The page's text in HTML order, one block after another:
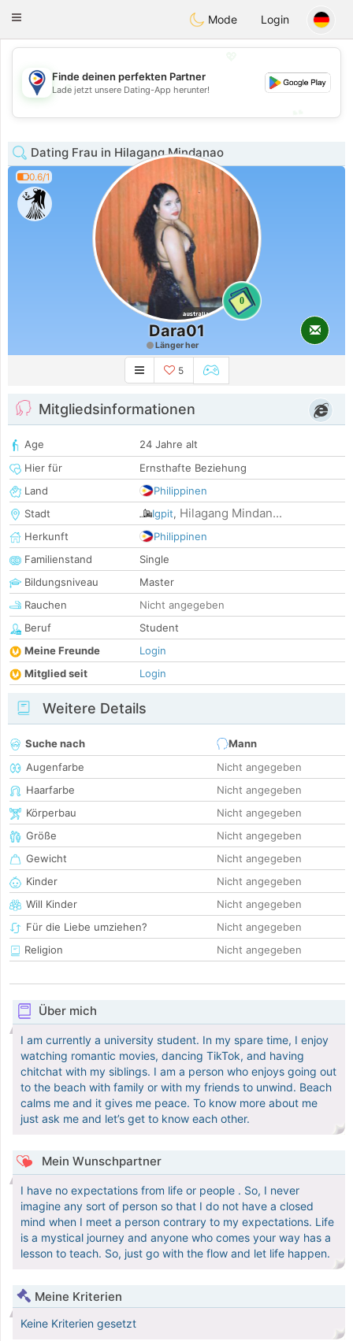
Philippines Chat
Toggle
Mode Login
💖
💕
Finde deinen perfekten Partner
Lade jetzt unsere Dating-App herunter!
Dating Frau in Hilagang Mindanao
0.6/1
0
Dara01
Länger her
5
Mitgliedsinformationen
Age
24 Jahre alt
Hier für
Ernsthafte Beziehung
Land
Philippinen
Stadt
Igpit, Hilagang Mindan...
Herkunft
Philippinen
Familienstand
Single
Bildungsniveau
Master
Rauchen
Nicht angegeben
Beruf
Student
Meine Freunde
Login
Mitglied seit
Login
Weitere Details
Suche nach
Mann
Augenfarbe
Nicht angegeben
Haarfarbe
Nicht angegeben
Körperbau
Nicht angegeben
Größe
Nicht angegeben
Gewicht
Nicht angegeben
Kinder
Nicht angegeben
Will Kinder
Nicht angegeben
Für die Liebe umziehen?
Nicht angegeben
Religion
Nicht angegeben
Über mich
I am currently a university student. In my spare time, I enjoy
watching romantic movies, dancing TikTok, and having
chitchat with my siblings. I am a person who enjoys going out
to the beach with family or with my friends to unwind. Beach
calms me and it gives me peace. To know more about me
just ask me and let’s get to know each other.
Mein Wunschpartner
I have no expectations from life or people . So, I never
imagine any sort of person so that I do not have a closed
mind when I meet a person contrary to my expectations. Life
is a mystical journey and anyone who comes your way has a
lesson to teach. So, just go with the flow and let life happen.
Meine Kriterien
Keine Kriterien gesetzt